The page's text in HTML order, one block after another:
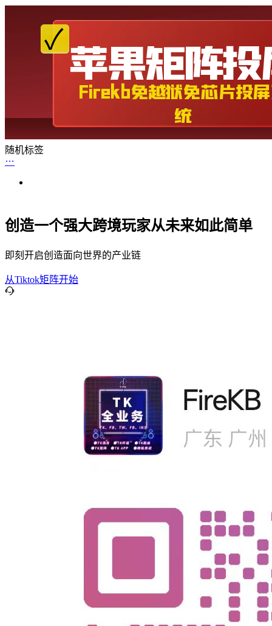
随机标签
创造一个强大跨境玩家从未来如此简单
即刻开启创造面向世界的产业链
从Tiktok矩阵开始